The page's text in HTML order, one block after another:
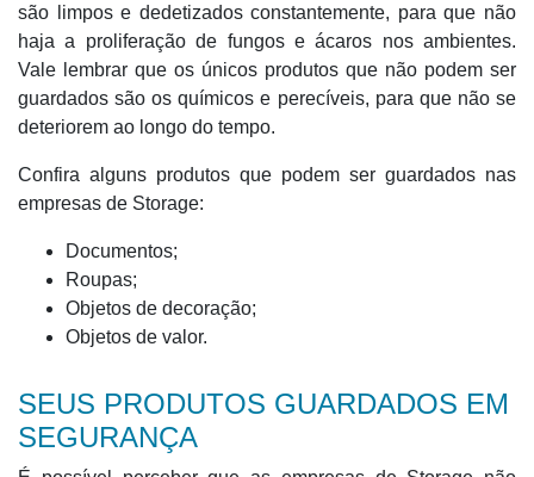
são limpos e dedetizados constantemente, para que não
haja a proliferação de fungos e ácaros nos ambientes.
Vale lembrar que os únicos produtos que não podem ser
guardados são os químicos e perecíveis, para que não se
deteriorem ao longo do tempo.
Confira alguns produtos que podem ser guardados nas
empresas de Storage:
Documentos;
Roupas;
Objetos de decoração;
Objetos de valor.
SEUS PRODUTOS GUARDADOS EM
SEGURANÇA